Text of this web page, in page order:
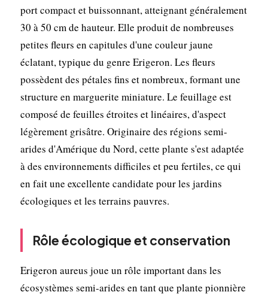
port compact et buissonnant, atteignant généralement
30 à 50 cm de hauteur. Elle produit de nombreuses
petites fleurs en capitules d'une couleur jaune
éclatant, typique du genre Erigeron. Les fleurs
possèdent des pétales fins et nombreux, formant une
structure en marguerite miniature. Le feuillage est
composé de feuilles étroites et linéaires, d'aspect
légèrement grisâtre. Originaire des régions semi-
arides d'Amérique du Nord, cette plante s'est adaptée
à des environnements difficiles et peu fertiles, ce qui
en fait une excellente candidate pour les jardins
écologiques et les terrains pauvres.
Rôle écologique et conservation
Erigeron aureus joue un rôle important dans les
écosystèmes semi-arides en tant que plante pionnière